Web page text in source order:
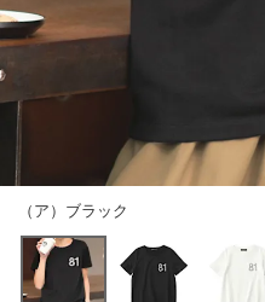
（ア）ブラック